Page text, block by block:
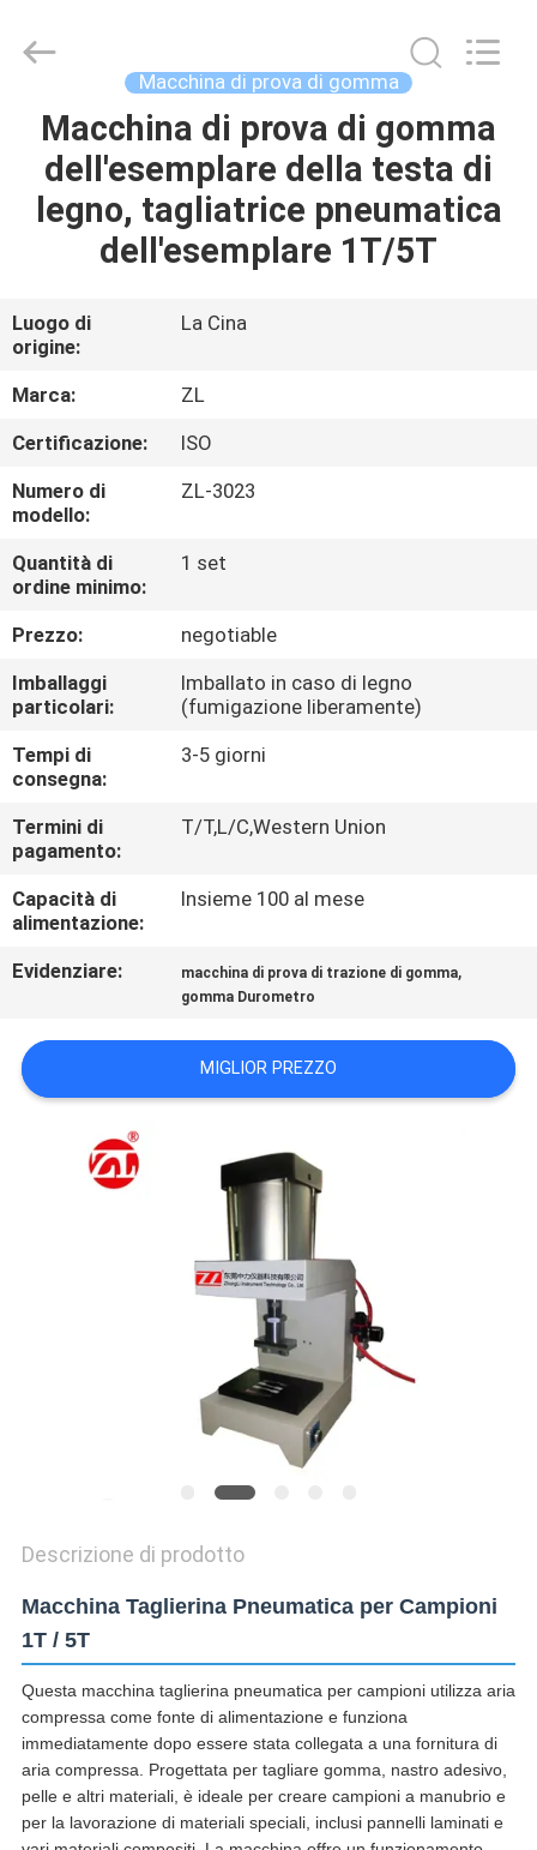
CASA
PRODOTTI
CIRCA
NOI
GIRO
DELLA
FABBRICA
CONTROLLO
DI
QUALITÀ
CONTATTICI
NOTIZIE
UNA
VR
SHOW
Instrument
Technology
Reserved.
Macchina di prova di gomma
Macchina di prova di gomma
dell'esemplare della testa di
legno, tagliatrice pneumatica
dell'esemplare 1T/5T
Luogo di
origine:
La Cina
Marca:
ZL
Certificazione:
ISO
Numero di
modello:
ZL-3023
Quantità di
ordine minimo:
1 set
Prezzo:
negotiable
Imballaggi
particolari:
Imballato in caso di legno
(fumigazione liberamente)
Tempi di
consegna:
3-5 giorni
Termini di
pagamento:
T/T,L/C,Western Union
Capacità di
alimentazione:
Insieme 100 al mese
Evidenziare: macchina di prova di trazione di gomma,
gomma Durometro
MIGLIOR PREZZO
Descrizione di prodotto
Macchina Taglierina Pneumatica per Campioni
1T / 5T
Questa macchina taglierina pneumatica per campioni utilizza aria
compressa come fonte di alimentazione e funziona
immediatamente dopo essere stata collegata a una fornitura di
aria compressa. Progettata per tagliare gomma, nastro adesivo,
pelle e altri materiali, è ideale per creare campioni a manubrio e
per la lavorazione di materiali speciali, inclusi pannelli laminati e